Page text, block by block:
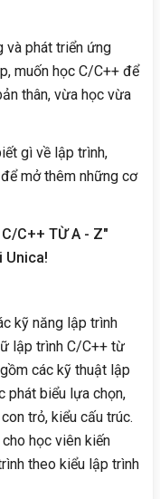
phát triển ứng
muốn học C/C++ để
thân, vừa học vừa
gì về lập trình,
mở thêm những cơ
C++ TỪ A - Z"
Unica!
kỹ năng lập trình
lập trình C/C++ từ
các kỹ thuật lập
phát biểu lựa chọn,
trỏ, kiểu cấu trúc.
học viên kiến
theo kiểu lập trình